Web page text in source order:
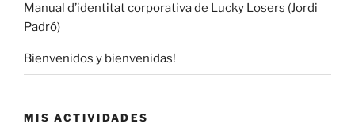
Manual d’identitat corporativa de Lucky Losers (Jordi
Padró)
Bienvenidos y bienvenidas!
MIS ACTIVIDADES